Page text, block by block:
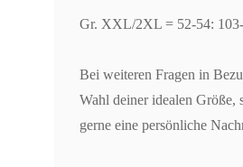
Gr. XXL/2XL = 52-54:
Bei weiteren Fragen in
Wahl deiner idealen Größe,
gerne eine persönliche